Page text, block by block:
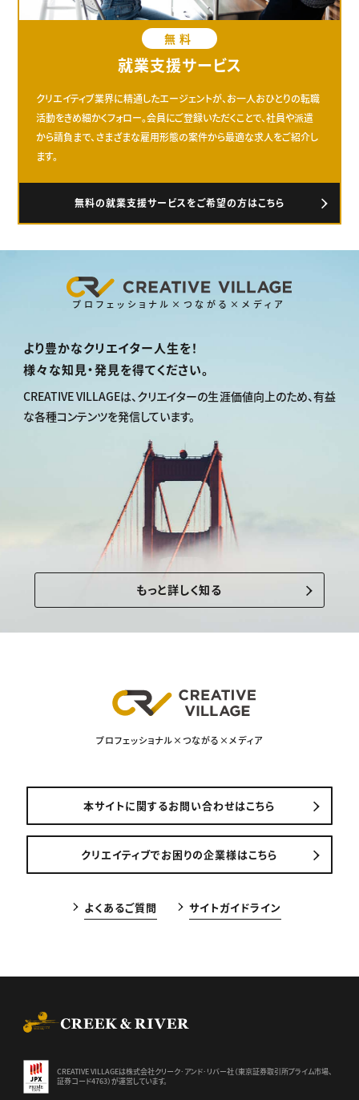
無料
就業支援サービス
クリエイティブ業界に精通したエージェントが、お一人おひとりの転職
活動をきめ細かくフォロー。会員にご登録いただくことで、社員や派遣
から請負まで、さまざまな雇用形態の案件から最適な求人をご紹介し
ます。
無料の就業支援サービスをご希望の方はこちら
プロフェッショナル×つながる×メディア
より豊かなクリエイター人生を！
様々な知見・発見を得てください。
CREATIVE VILLAGEは、 クリエイターの生涯価値向上のため、有益
な各種コンテンツを発信しています。
もっと詳しく知る
プロフェッショナル×つながる×メディア
本サイトに関するお問い合わせはこちら
クリエイティブでお困りの企業様はこちら
よくあるご質問 サイトガイドライン
CREATIVE VILLAGEは株式会社クリーク･アンド･リバー社（東京証券取引所プライム市場、
証券コード4763）が運営しています。